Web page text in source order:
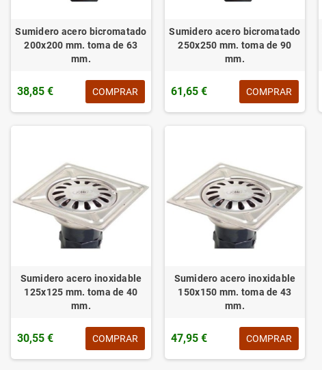
Sumidero acero bicromatado
200x200 mm. toma de 63
mm.
38,85 € COMPRAR
Sumidero acero bicromatado
250x250 mm. toma de 90
mm.
61,65 € COMPRAR
Sumidero acero inoxidable
125x125 mm. toma de 40
mm.
30,55 € COMPRAR
Sumidero acero inoxidable
150x150 mm. toma de 43
mm.
47,95 € COMPRAR